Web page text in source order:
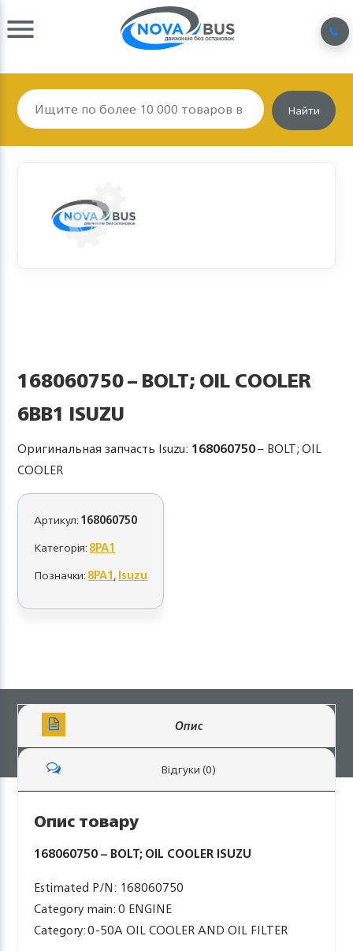
Найти
168060750 – BOLT; OIL COOLER
6BB1 ISUZU
Оригинальная запчасть Isuzu: 168060750– BOLT; OIL
COOLER
Артикул:168060750
Категорія:8PA1
Позначки:8PA1,Isuzu
Опис
Відгуки (0)
Опис товару
168060750 – BOLT; OIL COOLER ISUZU
Estimated P/N: 168060750
Category main: 0 ENGINE
Category: 0-50A OIL COOLER AND OIL FILTER